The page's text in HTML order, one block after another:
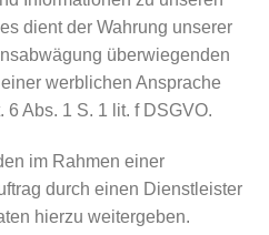
dient der Wahrung unserer
überwiegenden
werblichen Ansprache
Abs. 1 S. 1 lit. f DSGVO.
im Rahmen einer
durch einen Dienstleister
hierzu weitergeben.